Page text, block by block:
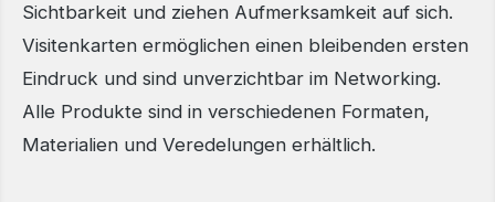
Sichtbarkeit und ziehen Aufmerksamkeit auf sich.
Visitenkarten ermöglichen einen bleibenden ersten
Eindruck und sind unverzichtbar im Networking.
Alle Produkte sind in verschiedenen Formaten,
Materialien und Veredelungen erhältlich.